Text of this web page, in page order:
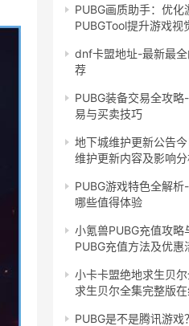
PUBG画质助手：优化
PUBGTool提升游戏视
dnf卡盟地址-最新最
荐
PUBG装备交易全攻略
易与买卖技巧
地下城维护更新公告
维护更新内容及影响
PUBG游戏特色全解
哪些值得体验
小氪兽PUBG充值攻
PUBG充值方法及优惠
小卡卡盟绝地求生贝
求生贝尔全集完整版
PUBG是不是腾讯游